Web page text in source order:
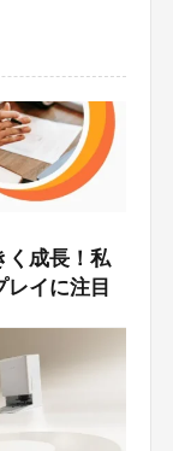
く成長！私
イに注目